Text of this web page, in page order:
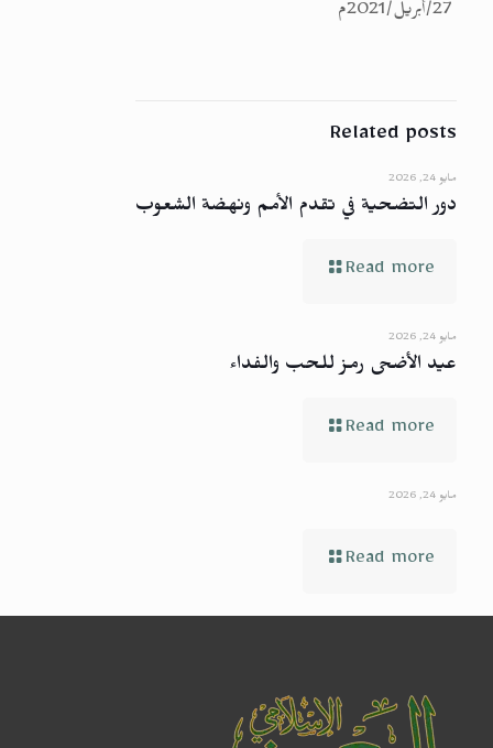
27/أبريل/2021م
Related posts
مايو 24, 2026
دور التضحية في تقدم الأمم ونهضة الشعوب
Read more
مايو 24, 2026
عيد الأضحى رمز للحب والفداء
Read more
مايو 24, 2026
Read more